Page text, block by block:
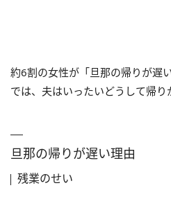
約6割の女性が「旦那の帰りが遅
では、夫はいったいどうして帰り
旦那の帰りが遅い理由
残業のせい